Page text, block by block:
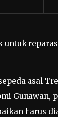
untuk
asal
Gunawan,
harus